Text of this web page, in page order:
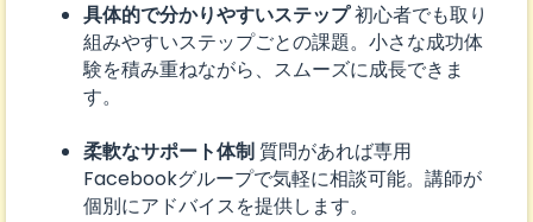
具体的で分かりやすいステップ初心者でも取り
組みやすいステップごとの課題。小さな成功体
験を積み重ねながら、スムーズに成長できま
す。
柔軟なサポート体制 質問があれば専用
Facebookグループで気軽に相談可能。講師が
個別にアドバイスを提供します。